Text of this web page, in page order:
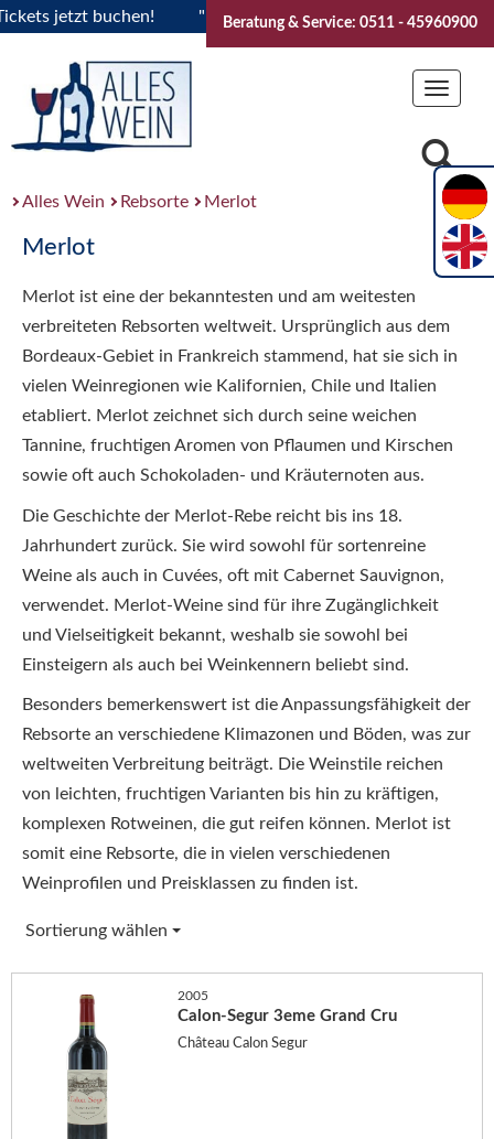
jetzt buchen! "Das Sommerfest 2026" Vive la
Beratung & Service: 0511 - 45960900
Toggle
Alles Wein Rebsorte Merlot
Merlot
Merlot ist eine der bekanntesten und am weitesten
verbreiteten Rebsorten weltweit. Ursprünglich aus dem
Bordeaux-Gebiet in Frankreich stammend, hat sie sich in
vielen Weinregionen wie Kalifornien, Chile und Italien
etabliert. Merlot zeichnet sich durch seine weichen
Tannine, fruchtigen Aromen von Pflaumen und Kirschen
sowie oft auch Schokoladen- und Kräuternoten aus.
Die Geschichte der Merlot-Rebe reicht bis ins 18.
Jahrhundert zurück. Sie wird sowohl für sortenreine
Weine als auch in Cuvées, oft mit Cabernet Sauvignon,
verwendet. Merlot-Weine sind für ihre Zugänglichkeit
und Vielseitigkeit bekannt, weshalb sie sowohl bei
Einsteigern als auch bei Weinkennern beliebt sind.
Besonders bemerkenswert ist die Anpassungsfähigkeit der
Rebsorte an verschiedene Klimazonen und Böden, was zur
weltweiten Verbreitung beiträgt. Die Weinstile reichen
von leichten, fruchtigen Varianten bis hin zu kräftigen,
komplexen Rotweinen, die gut reifen können. Merlot ist
somit eine Rebsorte, die in vielen verschiedenen
Weinprofilen und Preisklassen zu finden ist.
Sortierung wählen
2005
Calon-Segur 3eme Grand Cru
Château Calon Segur